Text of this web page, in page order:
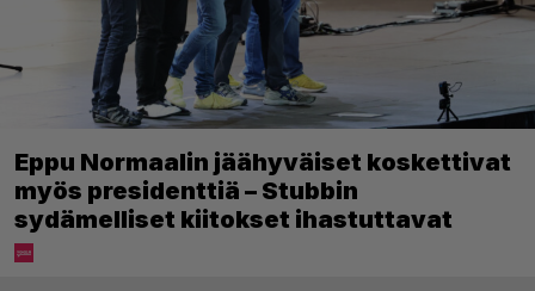
Eppu Normaalin jäähyväiset koskettivat
myös presidenttiä – Stubbin
sydämelliset kiitokset ihastuttavat